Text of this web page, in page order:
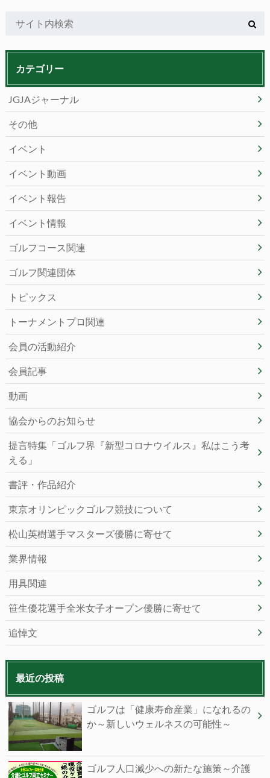
カテゴリー
JGJAジャーナル
その他
イベント
イベント動画
イベント報告
イベント情報
ゴルフコース関連
ゴルフ関連団体
トピックス
トーナメントプロ関連
会員の活動紹介
会員記事
動画
協会からのお知らせ
提言特集「ゴルフ界『新型コロナウイルス』私はこう考
える」
書評・作品紹介
東京オリンピックゴルフ競技について
松山英樹選手マスターズ優勝に寄せて
業界情報
用具関連
笹生優花選手全米女子オープン優勝に寄せて
追悼文
最近の投稿
ゴルフは「健康寿命産業」になれるの
か～新しいウェルネスの可能性～
ゴルフ人口減少への新たな施策～介護